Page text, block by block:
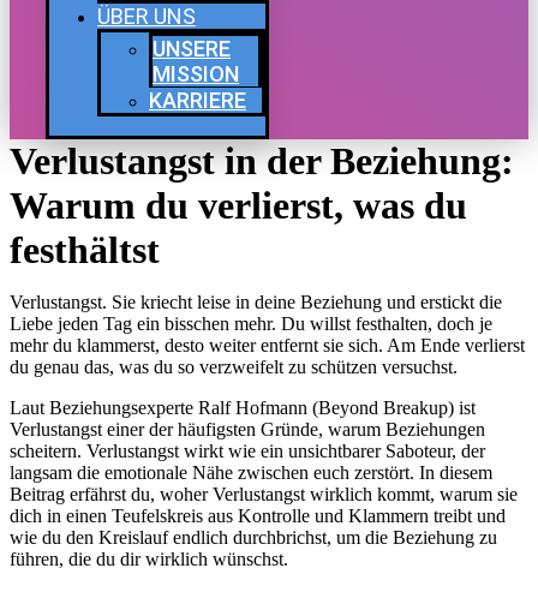
ÜBER UNS
UNSERE
MISSION
KARRIERE
Verlustangst in der Beziehung:
Warum du verlierst, was du
festhältst
Verlustangst. Sie kriecht leise in deine Beziehung und erstickt die
Liebe jeden Tag ein bisschen mehr. Du willst festhalten, doch je
mehr du klammerst, desto weiter entfernt sie sich. Am Ende verlierst
du genau das, was du so verzweifelt zu schützen versuchst.
Laut Beziehungsexperte Ralf Hofmann (Beyond Breakup) ist
Verlustangst einer der häufigsten Gründe, warum Beziehungen
scheitern. Verlustangst wirkt wie ein unsichtbarer Saboteur, der
langsam die emotionale Nähe zwischen euch zerstört. In diesem
Beitrag erfährst du, woher Verlustangst wirklich kommt, warum sie
dich in einen Teufelskreis aus Kontrolle und Klammern treibt und
wie du den Kreislauf endlich durchbrichst, um die Beziehung zu
führen, die du dir wirklich wünschst.